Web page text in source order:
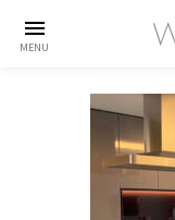
menu
MENU